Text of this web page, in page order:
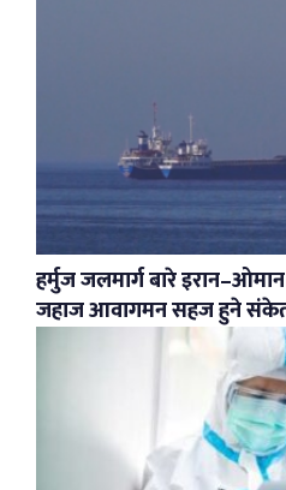
हर्मुज जलमार्ग बारे
जहाज आवागमन सहज हुने